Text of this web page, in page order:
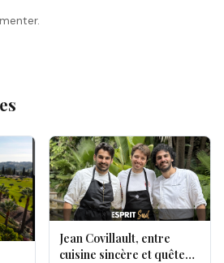
Jean Covillault, entre
cuisine sincère et quête